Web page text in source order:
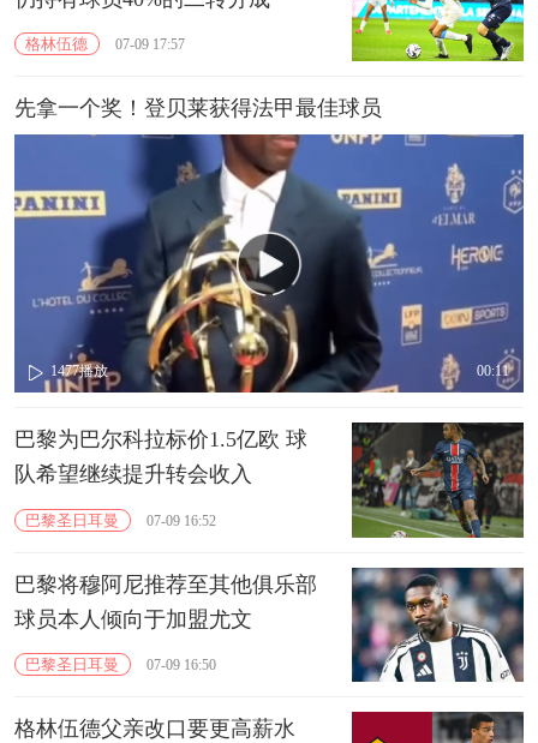
格林伍德 07-09 17:57
先拿一个奖！登贝莱获得法甲最佳球员
1477播放 00:11
巴黎为巴尔科拉标价1.5亿欧 球
队希望继续提升转会收入
巴黎圣日耳曼 07-09 16:52
巴黎将穆阿尼推荐至其他俱乐部
球员本人倾向于加盟尤文
巴黎圣日耳曼 07-09 16:50
格林伍德父亲改口要更高薪水